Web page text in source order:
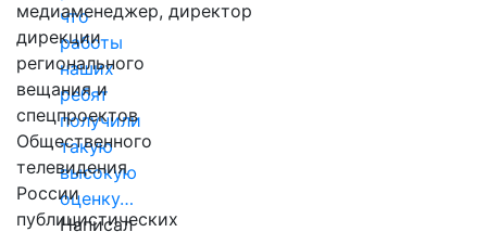
что
работы
наших
ребят
получили
такую
высокую
оценку…
Написал
медиаменеджер, директор
дирекции
регионального
вещания и
спецпроектов
Общественного
телевидения
России
публицистических